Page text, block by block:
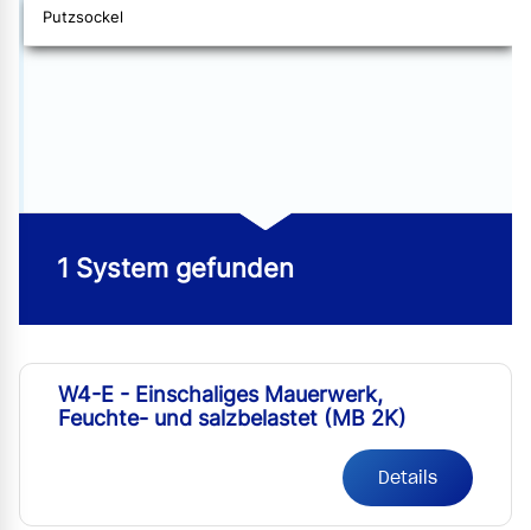
Putzsockel
1 System gefunden
W4-E - Einschaliges Mauerwerk,
Feuchte- und salzbelastet (MB 2K)
Details